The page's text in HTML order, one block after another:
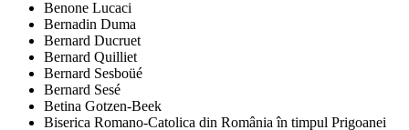
Benone Lucaci
Bernadin Duma
Bernard Ducruet
Bernard Quilliet
Bernard Sesboüé
Bernard Sesé
Betina Gotzen-Beek
Biserica Romano-Catolica din România în timpul Prigoanei